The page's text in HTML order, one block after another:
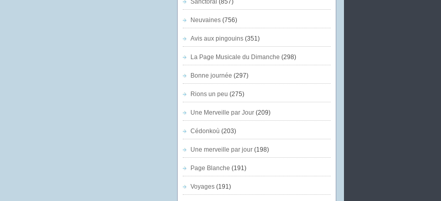
Sanctoral (857)
Neuvaines(756)
Avis aux pingouins(351)
La Page Musicale du Dimanche (298)
Bonne journée (297)
Rions un peu (275)
Une Merveille par Jour(209)
Cédonkoù (203)
Une merveille par jour(198)
Page Blanche (191)
Voyages(191)